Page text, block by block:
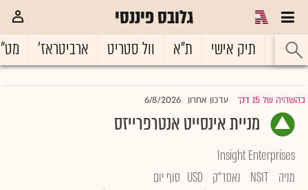
גלובס פיננסי
ראשי תיק אישי ת"א וול סטריט ארביטראז'
בהשהיה של 15 דק' |עדכון אחרון 6/8/2026
מניית אינסייט אנטרפרייזס
Insight Enterprises
מניה NSIT נאסד"ק USD סוף יום